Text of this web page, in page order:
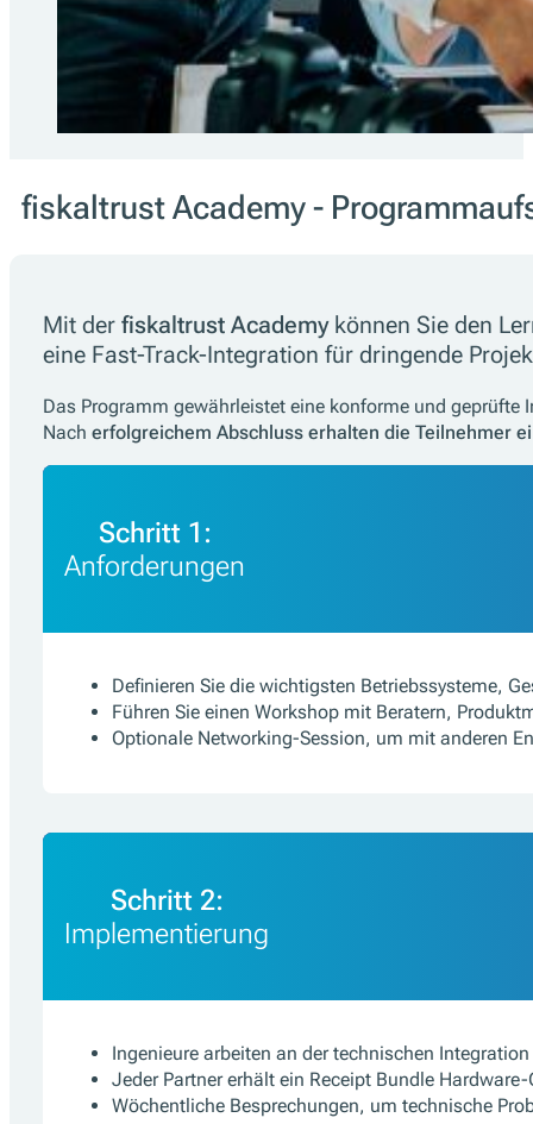
fiskaltrust Academy -
Mit der fiskaltrust Academykönnen Sie den
eine Fast-Track-Integration für dringende
Das Programm gewährleistet eine konforme und
Nach erfolgreichem Abschluss erhalten die Teilnehmer
Schritt 1:
Anforderungen
Definieren Sie die wichtigsten Betriebssysteme,
Führen Sie einen Workshop mit Beratern,
Optionale Networking-Session, um mit anderen
Schritt 2:
Implementierung
Ingenieure arbeiten an der technischen
Jeder Partner erhält ein Receipt Bundle
Wöchentliche Besprechungen, um technische